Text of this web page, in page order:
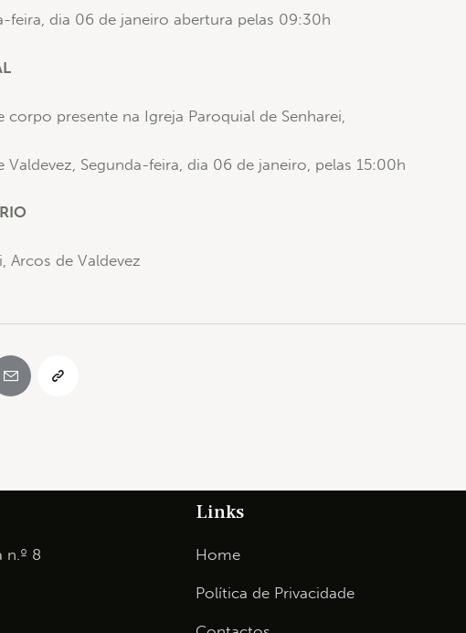
feira, dia 06 de janeiro abertura pelas 09:30h
corpo presente na Igreja Paroquial de Senharei,
Valdevez, Segunda-feira, dia 06 de janeiro, pelas 15:00h
Arcos de Valdevez
n.º 8
Links
Home
Política de Privacidade